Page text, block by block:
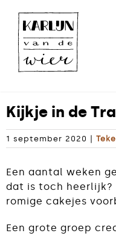
naar
inhoud
Kijkje in de
1 september 2020
Een aantal weken
dat is toch heerlijk?
romige cakejes
Een grote groep